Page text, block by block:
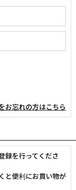
お忘れの方はこちら
録を行ってくださ
と便利にお買い物が